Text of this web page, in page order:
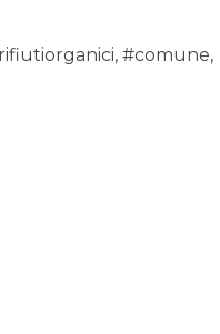
,#comune,